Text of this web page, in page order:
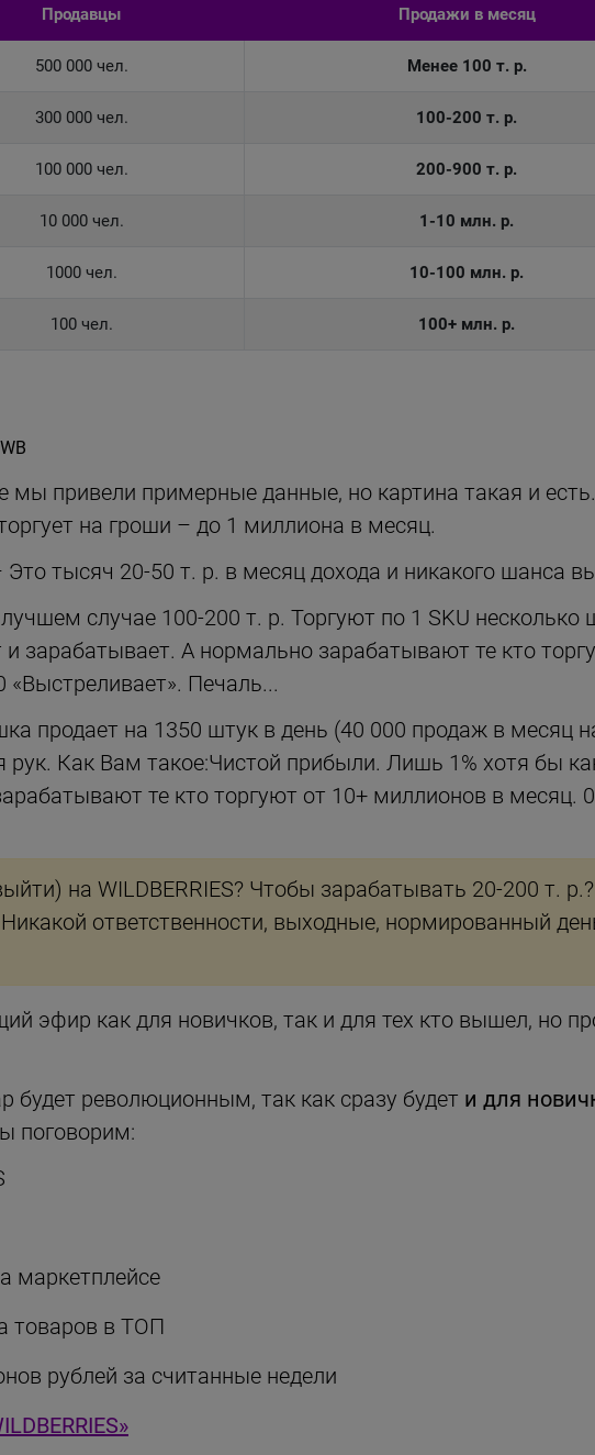
Продавцы Продажи в месяц
500 000 чел. Менее 100 т. р.
300 000 чел. 100-200 т. р.
100 000 чел. 200-900 т. р.
10 000 чел. 1-10 млн. р.
1000 чел. 10-100 млн. р.
100 чел. 100+ млн. р.
мы привели примерные данные, но картина такая и
на гроши – до 1 миллиона в месяц.
тысяч 20-50 т. р. в месяц дохода и никакого шанса
случае 100-200 т. р. Торгуют по 1 SKU несколько
зарабатывает. А нормально зарабатывают те кто
Печаль...
продает на 1350 штук в день (40 000 продаж в месяц
Как Вам такое:Чистой прибыли. Лишь 1% хотя бы
те кто торгуют от 10+ миллионов в месяц.
на WILDBERRIES? Чтобы зарабатывать 20-200 т.
ответственности, выходные, нормированный
эфир как для новичков, так и для тех кто вышел, но
революционным, так как сразу будет и для
поговорим:
маркетплейсе
товаров в ТОП
рублей за считанные недели